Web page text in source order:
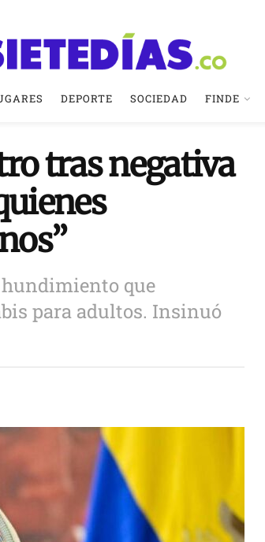
DEPORTE SOCIEDAD FINDE
tras negativa
que
para adultos. Insinuó